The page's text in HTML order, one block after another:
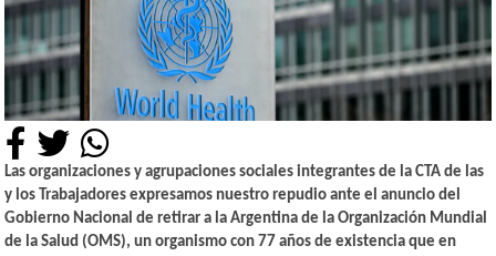
Las organizaciones y agrupaciones sociales integrantes de la CTA de las
y los Trabajadores expresamos nuestro repudio ante el anuncio del
Gobierno Nacional de retirar a la Argentina de la Organización Mundial
de la Salud (OMS), un organismo con 77 años de existencia que en